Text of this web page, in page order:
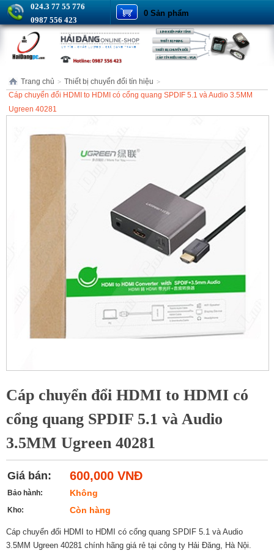
024.3 77 55 776
0987 556 423
0 Sản phẩm
Trang chủ > Thiết bị chuyển đổi tín hiệu >
Cáp chuyển đổi HDMI to HDMI có cổng quang SPDIF 5.1 và Audio 3.5MM
Ugreen 40281
Cáp chuyển đổi HDMI to HDMI có
cổng quang SPDIF 5.1 và Audio
3.5MM Ugreen 40281
Giá bán: 600,000 VNĐ
Bảo hành: Không
Kho: Còn hàng
Cáp chuyển đổi HDMI to HDMI có cổng quang SPDIF 5.1 và Audio
3.5MM Ugreen 40281 chính hãng giá rẻ tại công ty Hải Đăng, Hà Nội.